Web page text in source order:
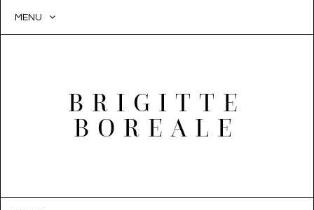
MENU
BRIGITTE
BOREALE